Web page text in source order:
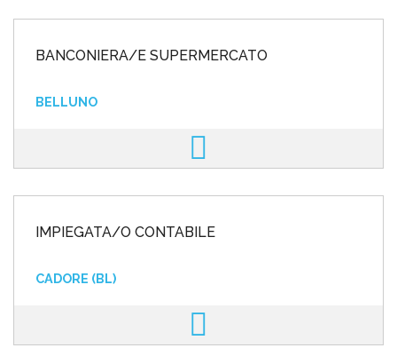
BANCONIERA/E SUPERMERCATO
BELLUNO
IMPIEGATA/O CONTABILE
CADORE (BL)